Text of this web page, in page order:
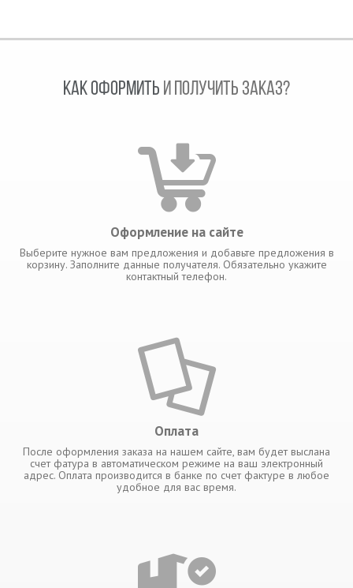
КАК ОФОРМИТЬ И ПОЛУЧИТЬ ЗАКАЗ?
Оформление на сайте
Выберите нужное вам предложения и добавьте предложения в
корзину. Заполните данные получателя. Обязательно укажите
контактный телефон.
Оплата
После оформления заказа на нашем сайте, вам будет выслана
счет фатура в автоматическом режиме на ваш электронный
адрес. Оплата производится в банке по счет фактуре в любое
удобное для вас время.